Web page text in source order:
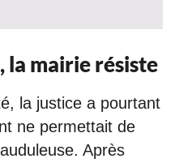
la mairie résiste
la justice a pourtant
ne permettait de
Après